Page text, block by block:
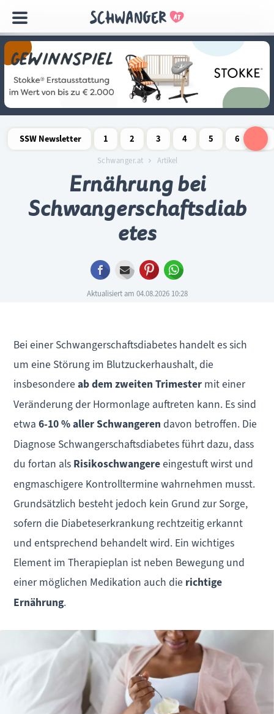
überspringen
SSW Newsletter
1
Schwangerschaftswoche
2
Schwangerschaftswoche
3
Schwangerschaftswoche
4
Schwangerschaftswoche
5
Schwangerschaftswoche
6
Schwanger.at Artikel
Ernährung bei
Schwangerschaftsdiab
etes
Facebook
E-mail Pinterest
Aktualisiert am 04.08.2026 10:28
Bei einer Schwangerschaftsdiabetes handelt es sich
um eine Störung im Blutzuckerhaushalt, die
insbesondereab dem zweiten Trimester mit einer
Veränderung der Hormonlage auftreten kann. Es sind
etwa6-10 % aller Schwangeren davon betroffen. Die
Diagnose Schwangerschaftsdiabetes führt dazu, dass
du fortan als Risikoschwangereeingestuft wirst und
engmaschigere Kontrolltermine wahrnehmen musst.
Grundsätzlich besteht jedoch kein Grund zur Sorge,
sofern die Diabeteserkrankung rechtzeitig erkannt
und entsprechend behandelt wird. Ein wichtiges
Element im Therapieplan ist neben Bewegung und
einer möglichen Medikation auch die richtige
Ernährung.